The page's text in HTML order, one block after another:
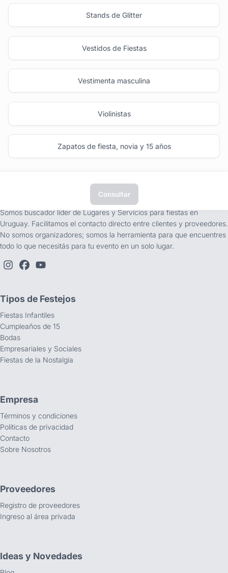
Stands de Glitter
Vestidos de Fiestas
Vestimenta masculina
Violinistas
Zapatos de fiesta, novia y 15 años
Consultar
Somos buscador líder de Lugares y Servicios para fiestas en
Uruguay. Facilitamos el contacto directo entre clientes y proveedores.
No somos organizadores; somos la herramienta para que encuentres
todo lo que necesitás para tu evento en un solo lugar.
Tipos de Festejos
Fiestas Infantiles
Cumpleaños de 15
Bodas
Empresariales y Sociales
Fiestas de la Nostalgia
Empresa
Términos y condiciones
Políticas de privacidad
Contacto
Sobre Nosotros
Proveedores
Registro de proveedores
Ingreso al área privada
Ideas y Novedades